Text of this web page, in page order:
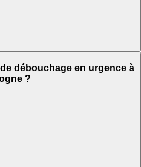
débouchage en urgence à
?